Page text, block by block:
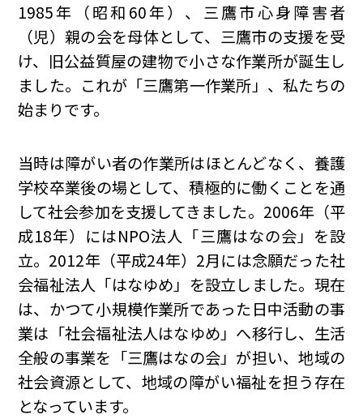
1985年（昭和60年）、三鷹市心身障害者
（児）親の会を母体として、三鷹市の支援を受
け、旧公益質屋の建物で小さな作業所が誕生し
ました。これが「三鷹第一作業所」、私たちの
始まりです。
当時は障がい者の作業所はほとんどなく、養護
学校卒業後の場として、積極的に働くことを通
して社会参加を支援してきました。2006年（平
成18年）にはNPO法人「三鷹はなの会」を設
立。2012年（平成24年）2月には念願だった社
会福祉法人「はなゆめ」を設立しました。現在
は、かつて小規模作業所であった日中活動の事
業は「社会福祉法人はなゆめ」へ移行し、生活
全般の事業を「三鷹はなの会」が担い、地域の
社会資源として、地域の障がい福祉を担う存在
となっています。